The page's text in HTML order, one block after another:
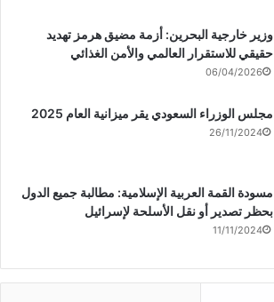
وزير خارجية البحرين: أزمة مضيق هرمز تهديد
حقيقي للاستقرار العالمي والأمن الغذائي
06/04/2026
مجلس الوزراء السعودي يقر ميزانية العام 2025
26/11/2024
مسودة القمة العربية الإسلامية: مطالبة جميع الدول
بحظر تصدير أو نقل الأسلحة لإسرائيل
11/11/2024